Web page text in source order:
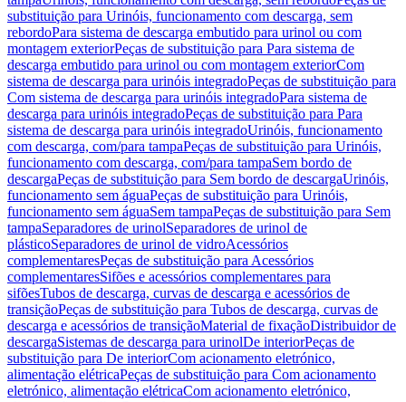
substituição para Urinóis, funcionamento com descarga, sem
rebordoPara sistema de descarga embutido para urinol ou com
montagem exteriorPeças de substituição para Para sistema de
descarga embutido para urinol ou com montagem exteriorCom
sistema de descarga para urinóis integradoPeças de substituição para
Com sistema de descarga para urinóis integradoPara sistema de
descarga para urinóis integradoPeças de substituição para Para
sistema de descarga para urinóis integradoUrinóis, funcionamento
com descarga, com/para tampaPeças de substituição para Urinóis,
funcionamento com descarga, com/para tampaSem bordo de
descargaPeças de substituição para Sem bordo de descargaUrinóis,
funcionamento sem águaPeças de substituição para Urinóis,
funcionamento sem águaSem tampaPeças de substituição para Sem
tampaSeparadores de urinolSeparadores de urinol de
plásticoSeparadores de urinol de vidroAcessórios
complementaresPeças de substituição para Acessórios
complementaresSifões e acessórios complementares para
sifõesTubos de descarga, curvas de descarga e acessórios de
transiçãoPeças de substituição para Tubos de descarga, curvas de
descarga e acessórios de transiçãoMaterial de fixaçãoDistribuidor de
descargaSistemas de descarga para urinolDe interiorPeças de
substituição para De interiorCom acionamento eletrónico,
alimentação elétricaPeças de substituição para Com acionamento
eletrónico, alimentação elétricaCom acionamento eletrónico,